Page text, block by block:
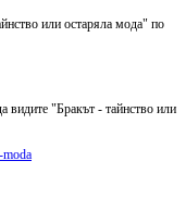
или остаряла мода" по
"Бракът - тайнство или